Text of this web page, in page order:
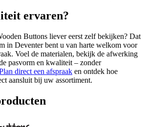
ervaren?
Buttons liever eerst zelf bekijken? Dat
in Deventer bent u van harte welkom voor
Voel de materialen, bekijk de afwerking
pasvorm en kwaliteit – zonder
direct een afspraak en ontdek hoe
aansluit bij uw assortiment.